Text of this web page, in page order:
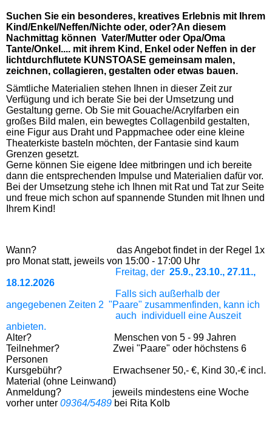
Suchen Sie ein besonderes, kreatives Erlebnis mit Ihrem
Kind/Enkel/Neffen/Nichte oder, oder?An diesem
Nachmittag können Vater/Mutter oder Opa/Oma
Tante/Onkel.... mit ihrem Kind, Enkel oder Neffen in der
lichtdurchflutete KUNSTOASE gemeinsam malen,
zeichnen, collagieren, gestalten oder etwas bauen.
Sämtliche Materialien stehen Ihnen in dieser Zeit zur
Verfügung und ich berate Sie bei der Umsetzung und
Gestaltung gerne. Ob Sie mit Gouache/Acrylfarben ein
großes Bild malen, ein bewegtes Collagenbild gestalten,
eine Figur aus Draht und Pappmachee oder eine kleine
Theaterkiste basteln möchten, der Fantasie sind kaum
Grenzen gesetzt.
Gerne können Sie eigene Idee mitbringen und ich bereite
dann die entsprechenden Impulse und Materialien dafür vor.
Bei der Umsetzung stehe ich Ihnen mit Rat und Tat zur Seite
und freue mich schon auf spannende Stunden mit Ihnen und
Ihrem Kind!
Wann?
das Angebot findet in der Regel 1x
pro Monat statt, jeweils von 15:00 - 17:00 Uhr
Freitag, der 25.9., 23.10., 27.11.,
18.12.2026
Falls sich außerhalb der
angegebenen Zeiten 2 "Paare" zusammenfinden, kann ich
auch individuell eine Auszeit
anbieten.
Alter? Menschen von 5 - 99 Jahren
Teilnehmer?
Zwei "Paare" oder höchstens 6
Personen
Kursgebühr? Erwachsener 50,- €, Kind 30,-€ incl.
Material (ohne Leinwand)
Anmeldung? jeweils mindestens eine Woche
vorher unter 09364/5489 bei Rita Kolb